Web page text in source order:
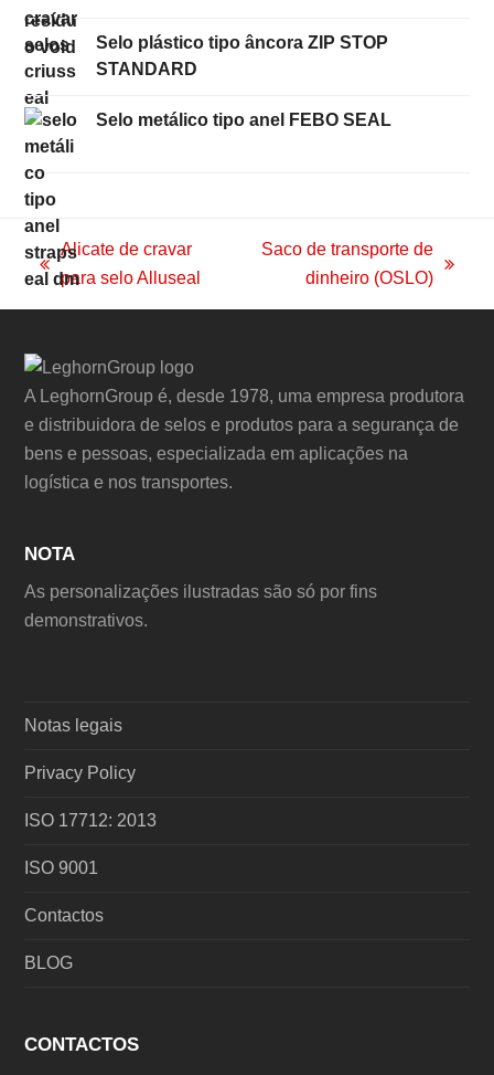
Selo plástico tipo âncora ZIP STOP
STANDARD
Selo metálico tipo anel FEBO SEAL
previous
Alicate de cravar
para selo Alluseal
Saco de transporte de
dinheiro (OSLO)
A LeghornGroup é, desde 1978, uma empresa produtora
e distribuidora de selos e produtos para a segurança de
bens e pessoas, especializada em aplicações na
logística e nos transportes.
NOTA
As personalizações ilustradas são só por fins
demonstrativos.
Notas legais
Privacy Policy
ISO 17712: 2013
ISO 9001
Contactos
BLOG
CONTACTOS